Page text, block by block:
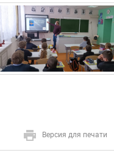
Версия для печати